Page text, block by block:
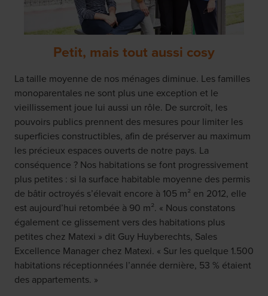
Petit, mais tout aussi cosy
La taille moyenne de nos ménages diminue. Les familles
monoparentales ne sont plus une exception et le
vieillissement joue lui aussi un rôle. De surcroît, les
pouvoirs publics prennent des mesures pour limiter les
superficies constructibles, afin de préserver au maximum
les précieux espaces ouverts de notre pays. La
conséquence ? Nos habitations se font progressivement
plus petites : si la surface habitable moyenne des permis
de bâtir octroyés s’élevait encore à 105 m² en 2012, elle
est aujourd’hui retombée à 90 m². « Nous constatons
également ce glissement vers des habitations plus
petites chez Matexi » dit Guy Huyberechts, Sales
Excellence Manager chez Matexi. « Sur les quelque 1.500
habitations réceptionnées l’année dernière, 53 % étaient
des appartements. »